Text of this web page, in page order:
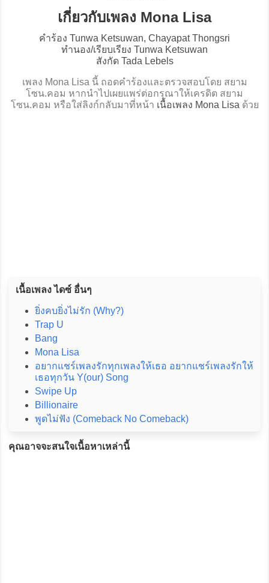
เกี่ยวกับเพลง Mona Lisa
คำร้อง Tunwa Ketsuwan, Chayapat Thongsri
ทำนอง/เรียบเรียง Tunwa Ketsuwan
สังกัด Tada Lebels
เพลง Mona Lisa นี้ ถอดคำร้องและตรวจสอบโดย สยาม
โซน.คอม หากนำไปเผยแพร่ต่อกรุณาให้เครดิต สยาม
โซน.คอม หรือใส่ลิงก์กลับมาที่หน้า เนื้อเพลง Mona Lisaด้วย
เนื้อเพลง ไดซ์ อื่นๆ
ยิ่งคบยิ่งไม่รัก (Why?)
Trap U
Bang
Mona Lisa
อยากแชร์เพลงรักทุกเพลงให้เธอ อยากแชร์เพลงรักให้
เธอทุกวัน Y(our) Song
Swipe Up
Billionaire
พูดไม่ฟัง (Comeback No Comeback)
คุณอาจจะสนใจเนื้อหาเหล่านี้